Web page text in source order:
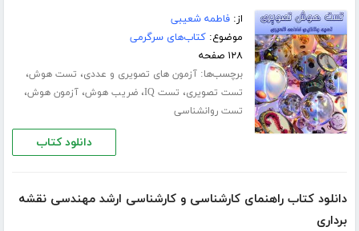
از:فاطمه شعیبی
موضوع:کتاب‌های سرگرمی
۱۲۸ صفحه
برچسب‌ها:آزمون های تصویری و عددی، تست هوش،
تست تصویری، تست IQ ،ضریب هوش،آزمون هوش،
تست روانشناسی
دانلود کتاب
دانلود کتاب راهنمای کارشناسی و کارشناسی ارشد مهندسی نقشه
برداری